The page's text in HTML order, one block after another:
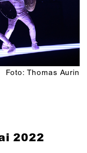
Foto: Thomas Aurin
2022